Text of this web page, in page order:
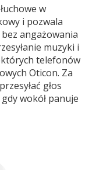
w
i pozwala
angażowania
muzyki i
telefonów
Oticon. Za
głos
wokół panuje